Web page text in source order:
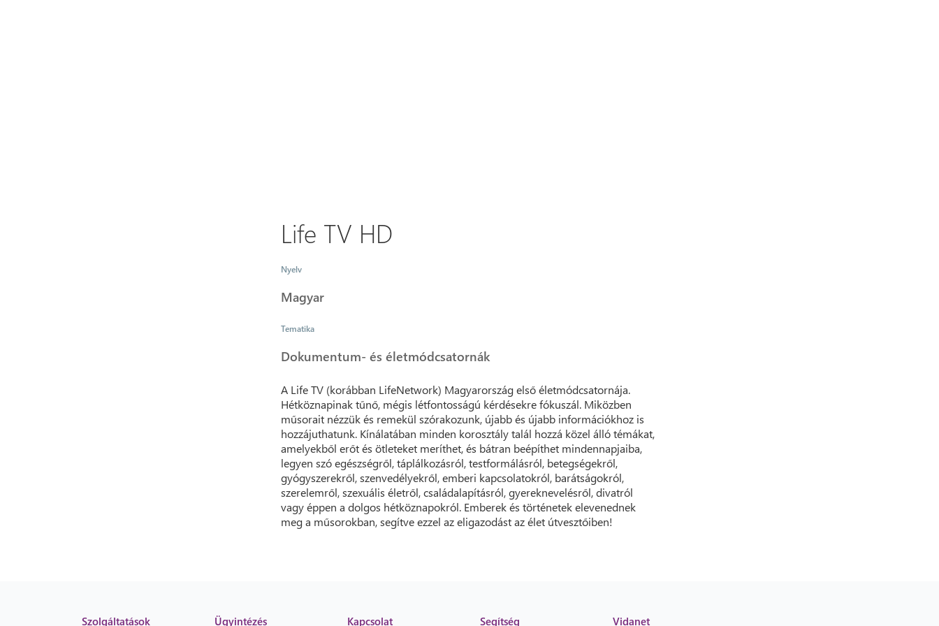
Life TV HD
Nyelv
Magyar
Tematika
Dokumentum- és életmódcsatornák
A Life TV (korábban LifeNetwork) Magyarország első életmódcsatornája.
Hétköznapinak tűnő, mégis létfontosságú kérdésekre fókuszál. Miközben
műsorait nézzük és remekül szórakozunk, újabb és újabb információkhoz is
hozzájuthatunk. Kínálatában minden korosztály talál hozzá közel álló témákat,
amelyekből erőt és ötleteket meríthet, és bátran beépíthet mindennapjaiba,
legyen szó egészségről, táplálkozásról, testformálásról, betegségekről,
gyógyszerekről, szenvedélyekről, emberi kapcsolatokról, barátságokról,
szerelemről, szexuális életről, családalapításról, gyereknevelésről, divatról
vagy éppen a dolgos hétköznapokról. Emberek és történetek elevenednek
meg a műsorokban, segítve ezzel az eligazodást az élet útvesztőiben!
Szolgáltatások Ügyintézés Kapcsolat Segítség Vidanet